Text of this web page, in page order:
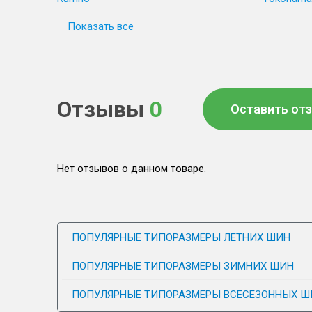
Показать все
Отзывы 0 Оставить
Нет отзывов о данном товаре.
ПОПУЛЯРНЫЕ ТИПОРАЗМЕРЫ ЛЕТНИХ ШИН
ПОПУЛЯРНЫЕ ТИПОРАЗМЕРЫ ЗИМНИХ ШИН
ПОПУЛЯРНЫЕ ТИПОРАЗМЕРЫ ВСЕСЕЗОННЫХ